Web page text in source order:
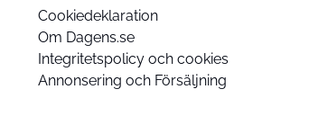
Cookiedeklaration
Om Dagens.se
Integritetspolicy och cookies
Annonsering och Försäljning